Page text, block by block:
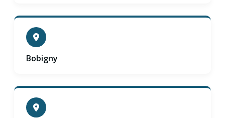
Bobigny